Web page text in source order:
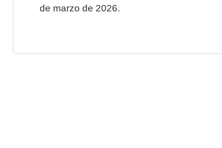
de marzo de 2026.